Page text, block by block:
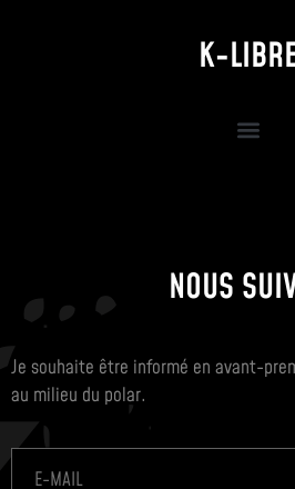
K-
NOUS
Je souhaite être informé en avant-
au milieu du polar.